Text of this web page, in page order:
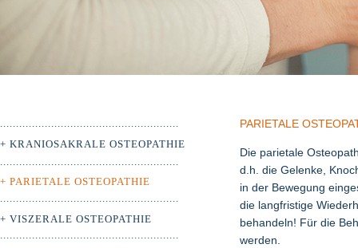
........................................................
+ KRANIOSAKRALE OSTEOPATHIE
........................................................
+ PARIETALE OSTEOPATHIE
........................................................
+ VISZERALE OSTEOPATHIE
........................................................
PARIETALE
Die parietale
d.h. die Gelenke,
in der Bewegung
die langfristige
behandeln! Für die
werden.